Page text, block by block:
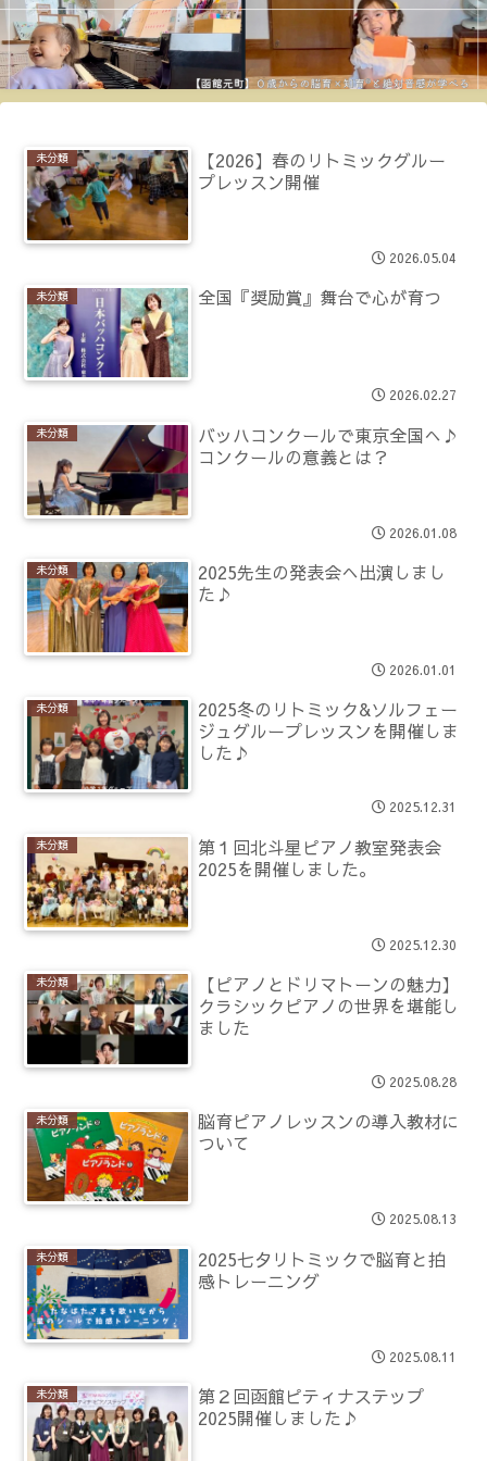
未分類
【2026】春のリトミックグルー
プレッスン開催
2026.05.04
未分類 全国『奨励賞』舞台で心が育つ
2026.02.27
未分類
バッハコンクールで東京全国へ♪
コンクールの意義とは？
2026.01.08
未分類
2025先生の発表会へ出演しまし
た♪
2026.01.01
未分類
2025冬のリトミック&ソルフェー
ジュグループレッスンを開催しま
した♪
2025.12.31
未分類
第１回北斗星ピアノ教室発表会
2025を開催しました。
2025.12.30
未分類
【ピアノとドリマトーンの魅力】
クラシックピアノの世界を堪能し
ました
2025.08.28
未分類
脳育ピアノレッスンの導入教材に
ついて
2025.08.13
未分類
2025七夕リトミックで脳育と拍
感トレーニング
2025.08.11
未分類
第２回函館ピティナステップ
2025開催しました♪